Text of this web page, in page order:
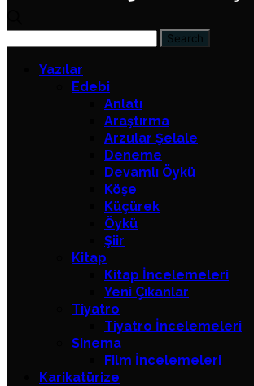
Yazılar
Edebi
Anlatı
Araştırma
Arzular Şelale
Deneme
Devamlı Öykü
Köşe
Küçürek
Öykü
Şiir
Kitap
Kitap İncelemeleri
Yeni Çıkanlar
Tiyatro
Tiyatro İncelemeleri
Sinema
Film İncelemeleri
Karikatürize